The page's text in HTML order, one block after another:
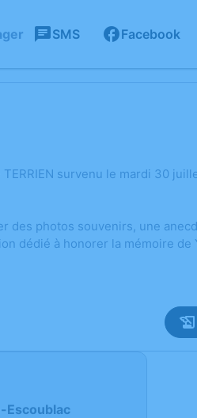
SMS Facebook
survenu le mardi 30
des photos souvenirs, une
dédié à honorer la mémoire de
Escoublac